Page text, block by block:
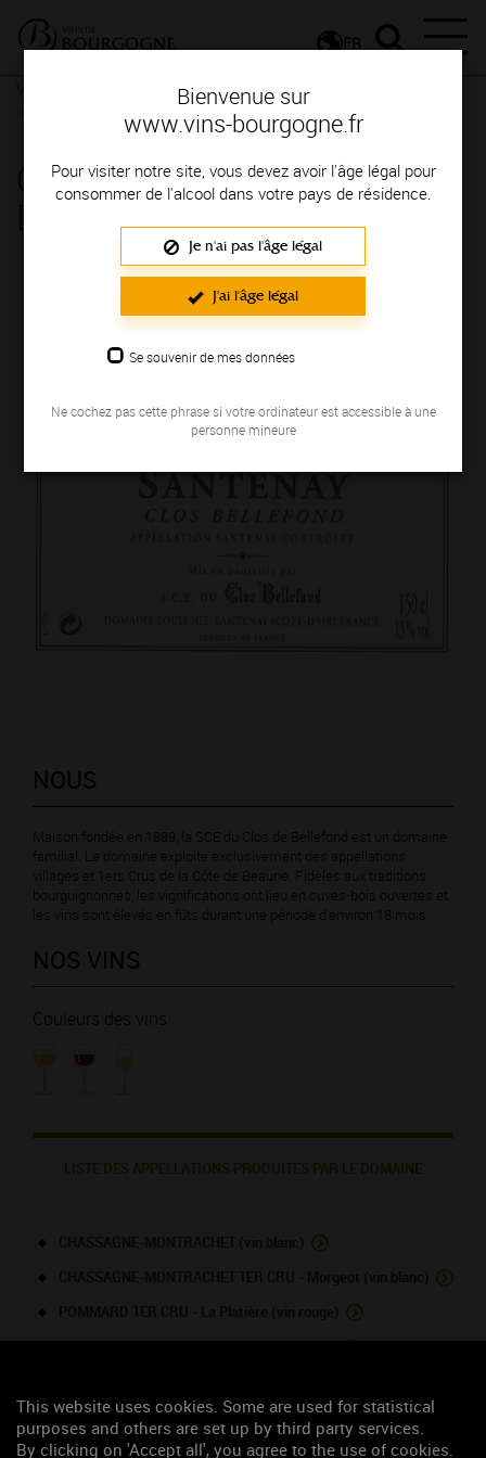
Bienvenue sur
www.vins-bourgogne.fr
Pour visiter notre site, vous devez avoir l'âge légal pour
consommer de l'alcool dans votre pays de résidence.
Je n'ai pas l'âge légal
J'ai l'âge légal
Se souvenir de mes données
Ne cochez pas cette phrase si votre ordinateur est accessible à une
personne mineure
FR
Femmes et hommes passionnés
CLOS BELLEFOND -
DOMAINE LOUIS NIE
Région de production : COTE DE BEAUNE
NOUS
Maison fondée en 1889, la SCE du Clos de Bellefond est un domaine
familial. Le domaine exploite exclusivement des appellations
villages et 1ers Crus de la Côte de Beaune. Fidèles aux traditions
bourguignonnes, les vignifications ont lieu en cuves-bois ouvertes et
les vins sont élevés en fûts durant une période d'environ 18 mois.
NOS VINS
Couleurs des vins
LISTE DES APPELLATIONS PRODUITES PAR LE DOMAINE
SANTENAY 1ER CRU - La Comme (vin rouge)
SANTENAY (vin rouge)
VOLNAY SANTENOTS (vin rouge)
This website uses cookies. Some are used for statistical
purposes and others are set up by third party services.
By clicking on 'Accept all', you agree to the use of cookies.